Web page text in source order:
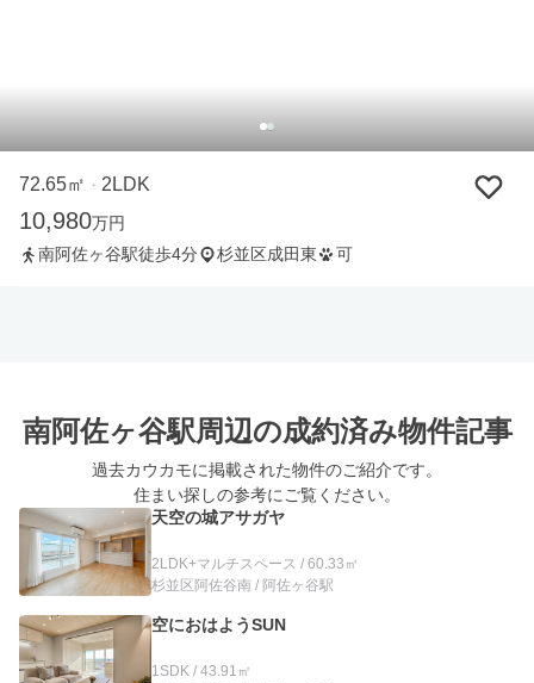
72.65㎡ ・ 2LDK
10,980万円
南阿佐ヶ谷駅徒歩4分
杉並区成田東 可
南阿佐ヶ谷駅周辺の成約済み物件記事
過去カウカモに掲載された物件のご紹介です。
住まい探しの参考にご覧ください。
天空の城アサガヤ
2LDK+マルチスペース / 60.33㎡
杉並区阿佐谷南 / 阿佐ヶ谷駅
空におはようSUN
1SDK / 43.91㎡